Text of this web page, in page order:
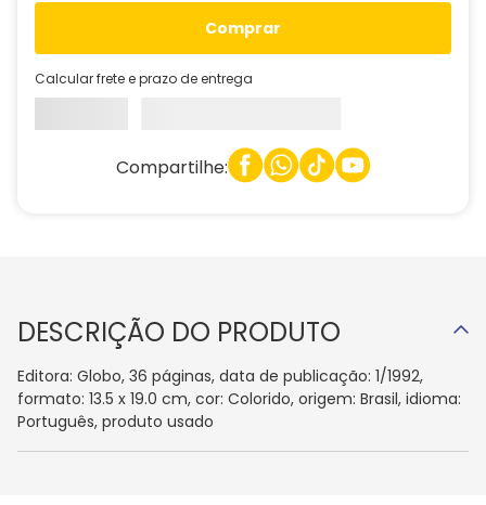
comprar
Calcular frete e prazo de entrega
Compartilhe:
DESCRIÇÃO DO PRODUTO
Editora: Globo, 36 páginas, data de publicação: 1/1992,
formato: 13.5 x 19.0 cm, cor: Colorido, origem: Brasil, idioma:
Português, produto usado